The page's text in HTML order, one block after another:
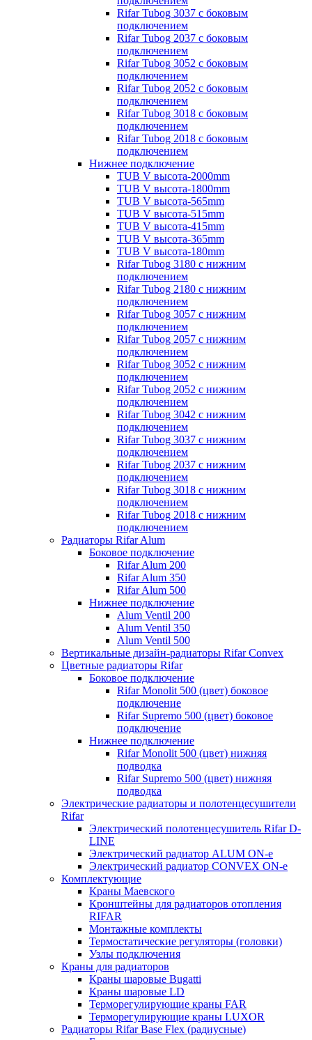
Rifar Tubog 3037 с боковым
подключением
Rifar Tubog 2037 с боковым
подключением
Rifar Tubog 3052 с боковым
подключением
Rifar Tubog 2052 с боковым
подключением
Rifar Tubog 3018 с боковым
подключением
Rifar Tubog 2018 с боковым
подключением
Нижнее подключение
TUB V высота-2000mm
TUB V высота-1800mm
TUB V высота-565mm
TUB V высота-515mm
TUB V высота-415mm
TUB V высота-365mm
TUB V высота-180mm
Rifar Tubog 3180 с нижним
подключением
Rifar Tubog 2180 с нижним
подключением
Rifar Tubog 3057 с нижним
подключением
Rifar Tubog 2057 с нижним
подключением
Rifar Tubog 3052 с нижним
подключением
Rifar Tubog 2052 с нижним
подключением
Rifar Tubog 3042 с нижним
подключением
Rifar Tubog 3037 с нижним
подключением
Rifar Tubog 2037 с нижним
подключением
Rifar Tubog 3018 с нижним
подключением
Rifar Tubog 2018 с нижним
подключением
Радиаторы Rifar Alum
Боковое подключение
Rifar Alum 200
Rifar Alum 350
Rifar Alum 500
Нижнее подключение
Alum Ventil 200
Alum Ventil 350
Alum Ventil 500
Вертикальные дизайн-радиаторы Rifar Convex
Цветные радиаторы Rifar
Боковое подключение
Rifar Monolit 500 (цвет) боковое
подключение
Rifar Supremo 500 (цвет) боковое
подключение
Нижнее подключение
Rifar Monolit 500 (цвет) нижняя
подводка
Rifar Supremo 500 (цвет) нижняя
подводка
Электрические радиаторы и полотенцесушители
Rifar
Электрический полотенцесушитель Rifar D-
LINE
Электрический радиатор ALUM ON-e
Электрический радиатор CONVEX ON-e
Комплектующие
Краны Маевского
Кронштейны для радиаторов отопления
RIFAR
Монтажные комплекты
Термостатические регуляторы (головки)
Узлы подключения
Краны для радиаторов
Краны шаровые Bugatti
Краны шаровые LD
Терморегулирующие краны FAR
Терморегулирующие краны LUXOR
Радиаторы Rifar Base Flex (радиусные)